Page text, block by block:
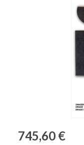
745,60 €